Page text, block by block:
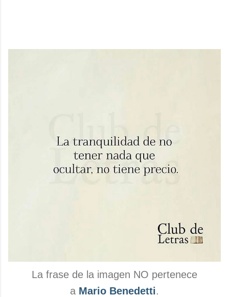
La frase de la imagen NO pertenece
a Mario Benedetti.